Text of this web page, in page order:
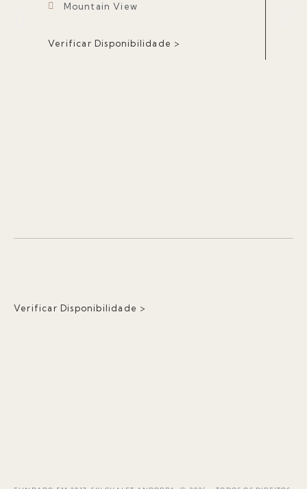
Mountain View
Verificar Disponibilidade >
Verificar Disponibilidade >